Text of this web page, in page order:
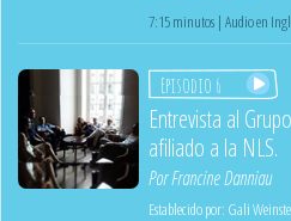
7:15 minutos | Audio en
Episodio 6
Entrevista al
afiliado a la NLS.
PorFrancine Danniau
Establecido por: Gali